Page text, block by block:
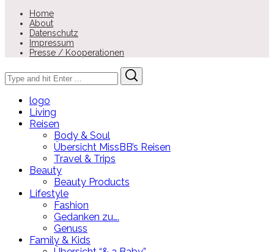
Home
About
Datenschutz
Impressum
Presse / Kooperationen
Search
for:
logo
Living
Reisen
Body & Soul
Übersicht MissBB’s Reisen
Travel & Trips
Beauty
Beauty Products
Lifestyle
Fashion
Gedanken zu….
Genuss
Family & Kids